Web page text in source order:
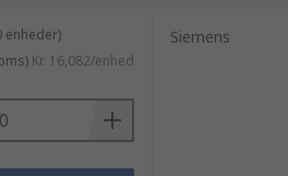
enheder)
Kr. 16,082/enhed
Siemens